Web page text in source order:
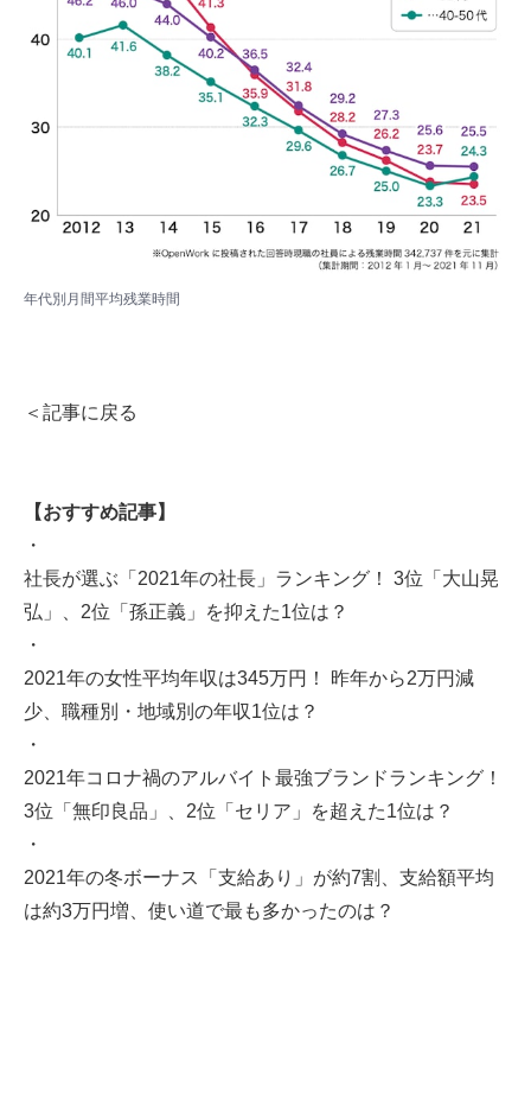
年代別月間平均残業時間
＜記事に戻る
【おすすめ記事】
・
社長が選ぶ「2021年の社長」ランキング！ 3位「大山晃
弘」、2位「孫正義」を抑えた1位は？
・
2021年の女性平均年収は345万円！ 昨年から2万円減
少、職種別・地域別の年収1位は？
・
2021年コロナ禍のアルバイト最強ブランドランキング！
3位「無印良品」、2位「セリア」を超えた1位は？
・
2021年の冬ボーナス「支給あり」が約7割、支給額平均
は約3万円増、使い道で最も多かったのは？